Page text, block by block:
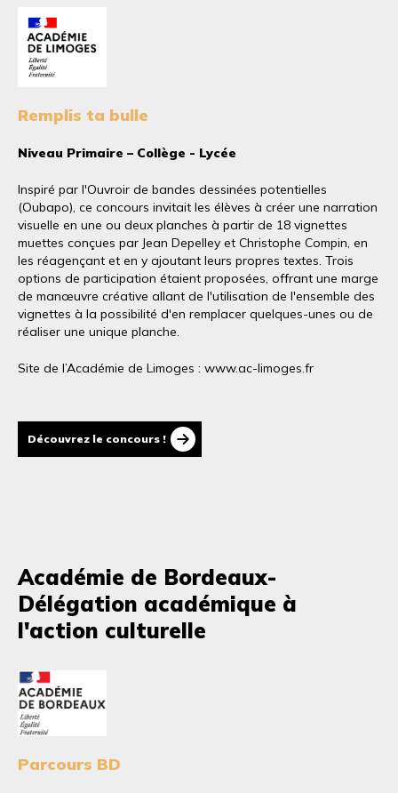
Remplis ta bulle
Niveau Primaire – Collège - Lycée
Inspiré par l'Ouvroir de bandes dessinées potentielles
(Oubapo), ce concours invitait les élèves à créer une narration
visuelle en une ou deux planches à partir de 18 vignettes
muettes conçues par Jean Depelley et Christophe Compin, en
les réagençant et en y ajoutant leurs propres textes. Trois
options de participation étaient proposées, offrant une marge
de manœuvre créative allant de l'utilisation de l'ensemble des
vignettes à la possibilité d'en remplacer quelques-unes ou de
réaliser une unique planche.
Site de l’Académie de Limoges : www.ac-limoges.fr
Découvrez le concours !
Académie de Bordeaux-
Délégation académique à
l'action culturelle
Parcours BD